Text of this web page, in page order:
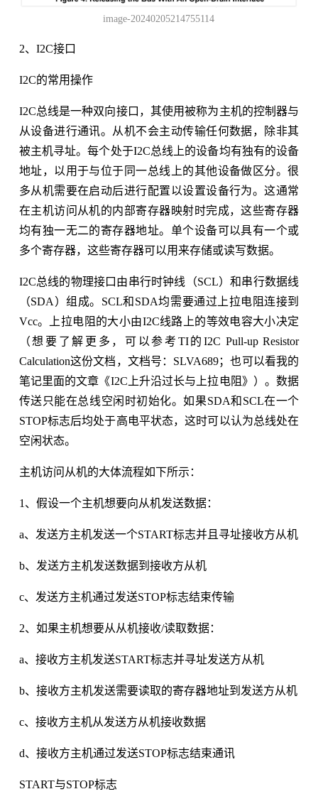
image-20240205214755114
2、I2C接口
I2C的常用操作
I2C总线是一种双向接口，其使用被称为主机的控制器与
从设备进行通讯。从机不会主动传输任何数据，除非其
被主机寻址。每个处于I2C总线上的设备均有独有的设备
地址，以用于与位于同一总线上的其他设备做区分。很
多从机需要在启动后进行配置以设置设备行为。这通常
在主机访问从机的内部寄存器映射时完成，这些寄存器
均有独一无二的寄存器地址。单个设备可以具有一个或
多个寄存器，这些寄存器可以用来存储或读写数据。
I2C总线的物理接口由串行时钟线（SCL）和串行数据线
（SDA）组成。SCL和SDA均需要通过上拉电阻连接到
Vcc。上拉电阻的大小由I2C线路上的等效电容大小决定
（想要了解更多，可以参考TI的I2C Pull-up Resistor
Calculation这份文档，文档号：SLVA689；也可以看我的
笔记里面的文章《I2C上升沿过长与上拉电阻》）。数据
传送只能在总线空闲时初始化。如果SDA和SCL在一个
STOP标志后均处于高电平状态，这时可以认为总线处在
空闲状态。
主机访问从机的大体流程如下所示：
1、假设一个主机想要向从机发送数据：
a、发送方主机发送一个START标志并且寻址接收方从机
b、发送方主机发送数据到接收方从机
c、发送方主机通过发送STOP标志结束传输
2、如果主机想要从从机接收/读取数据：
a、接收方主机发送START标志并寻址发送方从机
b、接收方主机发送需要读取的寄存器地址到发送方从机
c、接收方主机从发送方从机接收数据
d、接收方主机通过发送STOP标志结束通讯
START与STOP标志